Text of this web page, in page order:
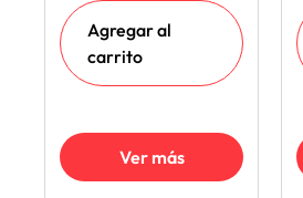
Agregar al
carrito
Ver más